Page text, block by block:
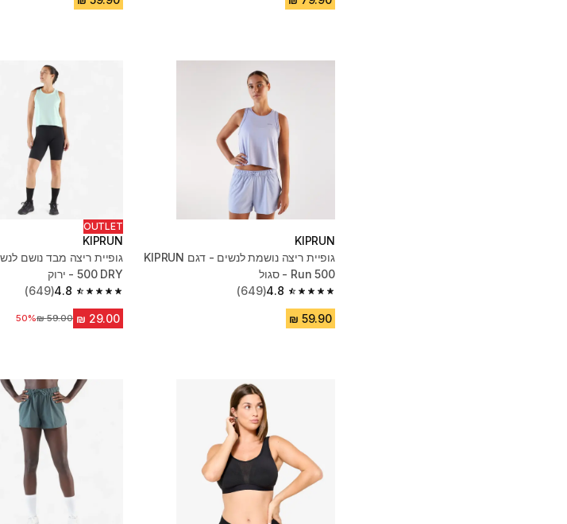
KIPRUN
גופיית ריצה נושמת לנשים - דגם KIPRUN
Run 500 - סגול
4.8
4.8 out of 5 stars from 649 reviews
(649)
OUTLET
KIPRUN
500 DRY - ירוק
4.8
4.8 out of 5 stars from 649 reviews
(649)
מחיר לפני הנחה‏59.00 ₪
50%